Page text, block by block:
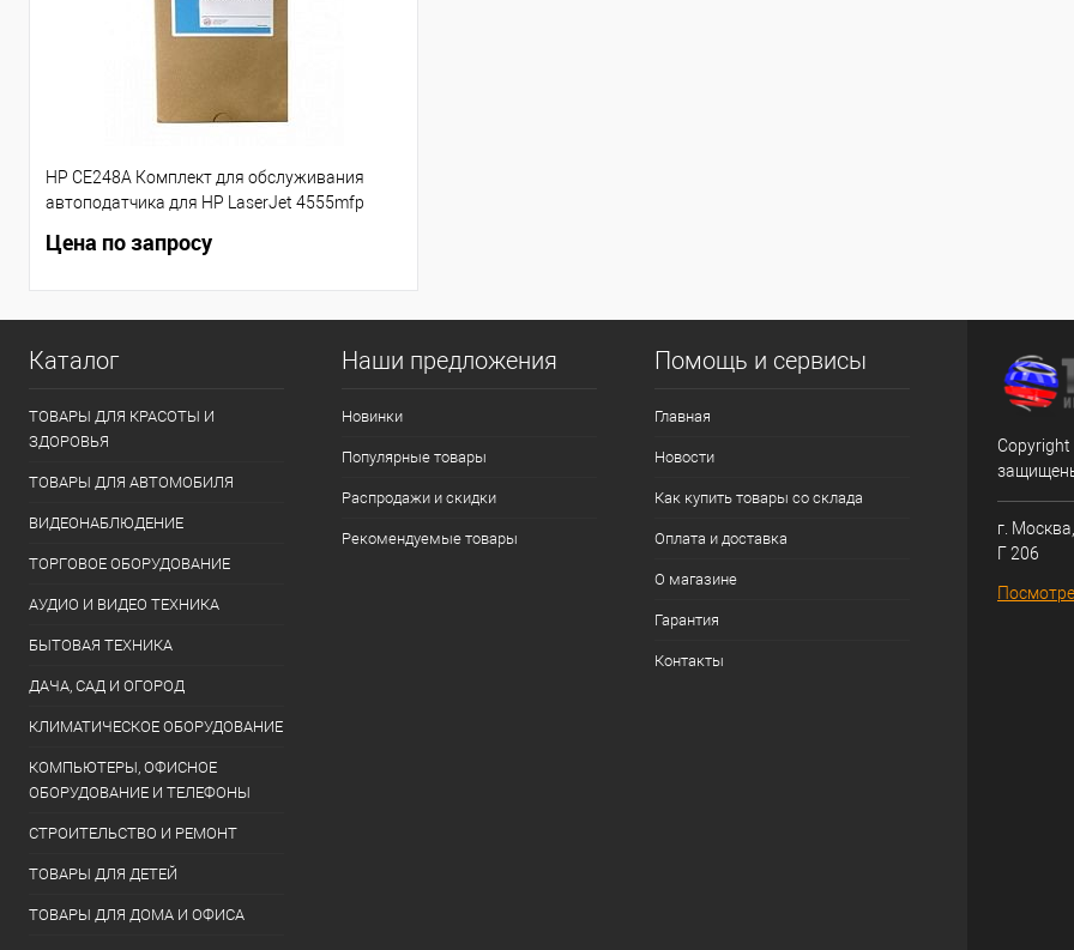
HP CE248A Комплект для обслуживания
автоподатчика для HP LaserJet 4555mfp
Цена по запросу
Каталог
ТОВАРЫ ДЛЯ КРАСОТЫ И
ЗДОРОВЬЯ
ТОВАРЫ ДЛЯ АВТОМОБИЛЯ
ВИДЕОНАБЛЮДЕНИЕ
ТОРГОВОЕ ОБОРУДОВАНИЕ
АУДИО И ВИДЕО ТЕХНИКА
БЫТОВАЯ ТЕХНИКА
ДАЧА, САД И ОГОРОД
КЛИМАТИЧЕСКОЕ ОБОРУДОВАНИЕ
КОМПЬЮТЕРЫ, ОФИСНОЕ
ОБОРУДОВАНИЕ И ТЕЛЕФОНЫ
СТРОИТЕЛЬСТВО И РЕМОНТ
ТОВАРЫ ДЛЯ ДЕТЕЙ
ТОВАРЫ ДЛЯ ДОМА И ОФИСА
Наши предложения
Новинки
Популярные товары
Распродажи и скидки
Рекомендуемые товары
Помощь и сервисы
Главная
Новости
Как купить товары со склада
Оплата и доставка
О магазине
Гарантия
Контакты
Copyright
г.
Г 206